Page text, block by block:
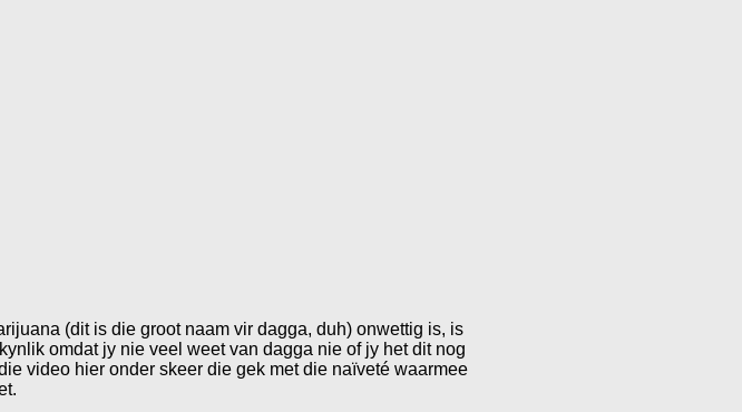
(dit is die groot naam vir dagga, duh) onwettig is, is
omdat jy nie veel weet van dagga nie of jy het dit nog
video hier onder skeer die gek met die naïveté waarmee